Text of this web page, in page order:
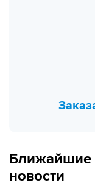
Ближайшие
новости